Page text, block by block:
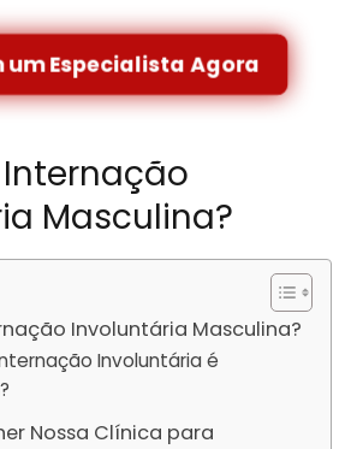
um Especialista Agora
Internação
Masculina?
Involuntária Masculina?
Involuntária é
Nossa Clínica para